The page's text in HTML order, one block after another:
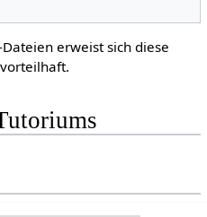
erweist sich diese